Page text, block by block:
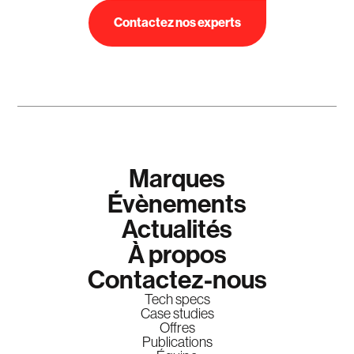
Contactez nos experts
Marques
Évènements
Actualités
À propos
Contactez-nous
Tech specs
Case studies
Offres
Publications